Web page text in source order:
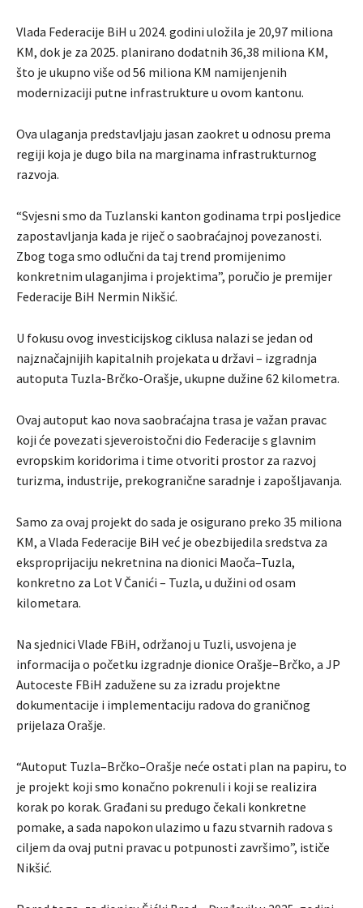
Vlada Federacije BiH u 2024. godini uložila je 20,97 miliona
KM, dok je za 2025. planirano dodatnih 36,38 miliona KM,
što je ukupno više od 56 miliona KM namijenjenih
modernizaciji putne infrastrukture u ovom kantonu.
Ova ulaganja predstavljaju jasan zaokret u odnosu prema
regiji koja je dugo bila na marginama infrastrukturnog
razvoja.
“Svjesni smo da Tuzlanski kanton godinama trpi posljedice
zapostavljanja kada je riječ o saobraćajnoj povezanosti.
Zbog toga smo odlučni da taj trend promijenimo
konkretnim ulaganjima i projektima”, poručio je premijer
Federacije BiH Nermin Nikšić.
U fokusu ovog investicijskog ciklusa nalazi se jedan od
najznačajnijih kapitalnih projekata u državi – izgradnja
autoputa Tuzla-Brčko-Orašje, ukupne dužine 62 kilometra.
Ovaj autoput kao nova saobraćajna trasa je važan pravac
koji će povezati sjeveroistočni dio Federacije s glavnim
evropskim koridorima i time otvoriti prostor za razvoj
turizma, industrije, prekogranične saradnje i zapošljavanja.
Samo za ovaj projekt do sada je osigurano preko 35 miliona
KM, a Vlada Federacije BiH već je obezbijedila sredstva za
eksproprijaciju nekretnina na dionici Maoča–Tuzla,
konkretno za Lot V Čanići – Tuzla, u dužini od osam
kilometara.
Na sjednici Vlade FBiH, održanoj u Tuzli, usvojena je
informacija o početku izgradnje dionice Orašje–Brčko, a JP
Autoceste FBiH zadužene su za izradu projektne
dokumentacije i implementaciju radova do graničnog
prijelaza Orašje.
“Autoput Tuzla–Brčko–Orašje neće ostati plan na papiru, to
je projekt koji smo konačno pokrenuli i koji se realizira
korak po korak. Građani su predugo čekali konkretne
pomake, a sada napokon ulazimo u fazu stvarnih radova s
ciljem da ovaj putni pravac u potpunosti završimo”, ističe
Nikšić.